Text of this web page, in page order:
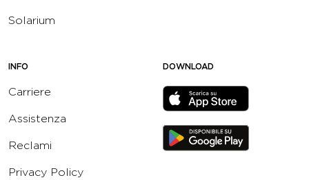
Solarium
INFO
Carriere
Assistenza
Reclami
Privacy Policy
DOWNLOAD